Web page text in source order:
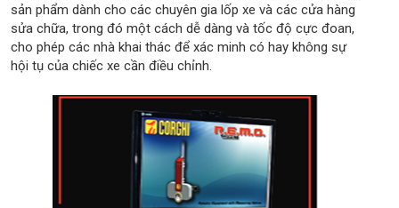
sản phẩm dành cho các chuyên gia lốp xe và các cửa hàng
sửa chữa, trong đó một cách dễ dàng và tốc độ cực đoan,
cho phép các nhà khai thác để xác minh có hay không sự
hội tụ của chiếc xe cần điều chỉnh.